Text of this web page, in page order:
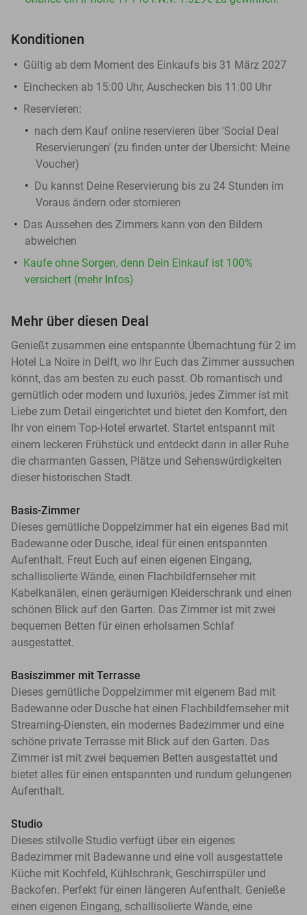
Konditionen
Gültig ab dem Moment des Einkaufs bis 31 März 2027
Einchecken ab 15:00 Uhr, Auschecken bis 11:00 Uhr
Reservieren:
nach dem Kauf online reservieren über 'Social Deal
Reservierungen' (zu finden unter der Übersicht: Meine
Voucher)
Du kannst Deine Reservierung bis zu 24 Stunden im
Voraus ändern oder stornieren
Das Aussehen des Zimmers kann von den Bildern
abweichen
Kaufe ohne Sorgen, denn Dein Einkauf ist 100%
versichert (mehr Infos)
Mehr über diesen Deal
Genießt zusammen eine entspannte Übernachtung für 2 im
Hotel La Noire in Delft, wo Ihr Euch das Zimmer aussuchen
könnt, das am besten zu euch passt. Ob romantisch und
gemütlich oder modern und luxuriös, jedes Zimmer ist mit
Liebe zum Detail eingerichtet und bietet den Komfort, den
Ihr von einem Top-Hotel erwartet. Startet entspannt mit
einem leckeren Frühstück und entdeckt dann in aller Ruhe
die charmanten Gassen, Plätze und Sehenswürdigkeiten
dieser historischen Stadt.
Basis-Zimmer
Dieses gemütliche Doppelzimmer hat ein eigenes Bad mit
Badewanne oder Dusche, ideal für einen entspannten
Aufenthalt. Freut Euch auf einen eigenen Eingang,
schallisolierte Wände, einen Flachbildfernseher mit
Kabelkanälen, einen geräumigen Kleiderschrank und einen
schönen Blick auf den Garten. Das Zimmer ist mit zwei
bequemen Betten für einen erholsamen Schlaf
ausgestattet.
Basiszimmer mit Terrasse
Dieses gemütliche Doppelzimmer mit eigenem Bad mit
Badewanne oder Dusche hat einen Flachbildfernseher mit
Streaming-Diensten, ein modernes Badezimmer und eine
schöne private Terrasse mit Blick auf den Garten. Das
Zimmer ist mit zwei bequemen Betten ausgestattet und
bietet alles für einen entspannten und rundum gelungenen
Aufenthalt.
Studio
Dieses stilvolle Studio verfügt über ein eigenes
Badezimmer mit Badewanne und eine voll ausgestattete
Küche mit Kochfeld, Kühlschrank, Geschirrspüler und
Backofen. Perfekt für einen längeren Aufenthalt. Genieße
einen eigenen Eingang, schallisolierte Wände, eine